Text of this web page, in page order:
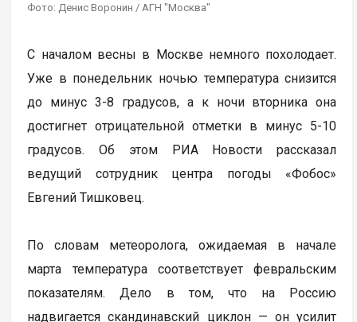
Фото: Денис Воронин / АГН "Москва"
С началом весны в Москве немного похолодает.
Уже в понедельник ночью температура снизится
до минус 3-8 градусов, а к ночи вторника она
достигнет отрицательной отметки в минус 5-10
градусов. Об этом РИА Новости рассказал
ведущий сотрудник центра погоды «Фобос»
Евгений Тишковец.
По словам метеоролога, ожидаемая в начале
марта температура соответствует февральским
показателям. Дело в том, что на Россию
надвигается скандинавский циклон — он усилит